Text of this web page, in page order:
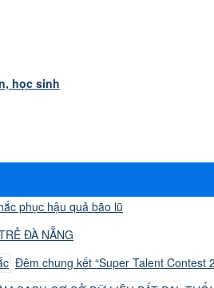
học sinh
phục hậu quả bão lũ
ĐÀ NẴNG
Đêm chung kết “Super Talent Contest